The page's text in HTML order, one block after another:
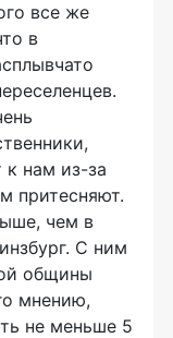
все же
в
нам из-за
притесняют.
чем в
С ним
общины
мнению,
не меньше 5